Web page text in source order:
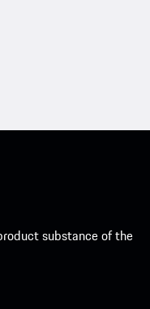
substance of the